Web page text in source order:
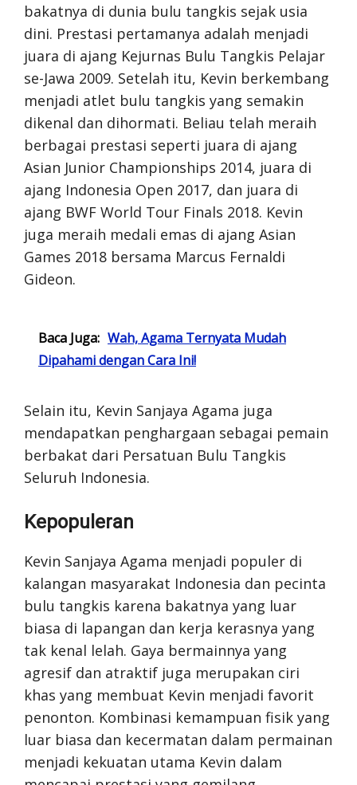
bakatnya di dunia bulu tangkis sejak usia
dini. Prestasi pertamanya adalah menjadi
juara di ajang Kejurnas Bulu Tangkis Pelajar
se-Jawa 2009. Setelah itu, Kevin berkembang
menjadi atlet bulu tangkis yang semakin
dikenal dan dihormati. Beliau telah meraih
berbagai prestasi seperti juara di ajang
Asian Junior Championships 2014, juara di
ajang Indonesia Open 2017, dan juara di
ajang BWF World Tour Finals 2018. Kevin
juga meraih medali emas di ajang Asian
Games 2018 bersama Marcus Fernaldi
Gideon.
Baca Juga: Wah, Agama Ternyata Mudah
Dipahami dengan Cara Ini!
Selain itu, Kevin Sanjaya Agama juga
mendapatkan penghargaan sebagai pemain
berbakat dari Persatuan Bulu Tangkis
Seluruh Indonesia.
Kepopuleran
Kevin Sanjaya Agama menjadi populer di
kalangan masyarakat Indonesia dan pecinta
bulu tangkis karena bakatnya yang luar
biasa di lapangan dan kerja kerasnya yang
tak kenal lelah. Gaya bermainnya yang
agresif dan atraktif juga merupakan ciri
khas yang membuat Kevin menjadi favorit
penonton. Kombinasi kemampuan fisik yang
luar biasa dan kecermatan dalam permainan
menjadi kekuatan utama Kevin dalam